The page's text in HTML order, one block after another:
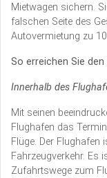
Mietwagen sichern.
falschen Seite des
Autovermietung zu
So erreichen Sie
Innerhalb des
Mit seinen
Flughafen das
Flüge. Der Flughafen
Fahrzeugverkehr. Es
Zufahrtswege zum